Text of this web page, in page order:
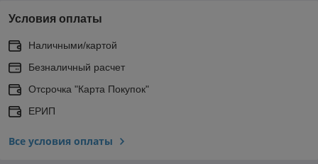
Условия оплаты
Наличными/картой
Безналичный расчет
Отсрочка "Карта Покупок"
ЕРИП
Все условия оплаты